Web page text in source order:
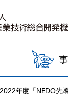
2022年度「NEDO先